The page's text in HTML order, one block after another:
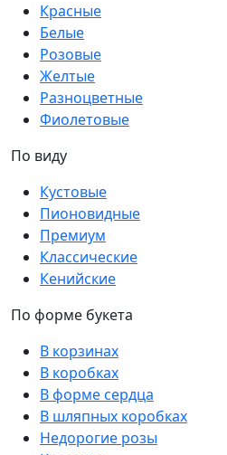
Красные
Белые
Розовые
Желтые
Разноцветные
Фиолетовые
По виду
Кустовые
Пионовидные
Премиум
Классические
Кенийские
По форме букета
В корзинах
В коробках
В форме сердца
В шляпных коробках
Недорогие розы